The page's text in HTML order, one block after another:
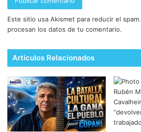
Este sitio usa Akismet para reducir el spam.
procesan los datos de tu comentario.
Artículos Relacionados